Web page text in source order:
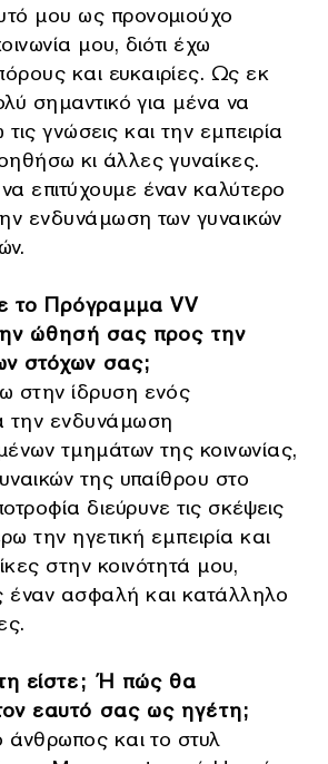
μου ως προνομιούχο
μου, διότι έχω
και ευκαιρίες. Ως εκ
σημαντικό για μένα να
γνώσεις και την εμπειρία
κι άλλες γυναίκες.
επιτύχουμε έναν καλύτερο
ενδυνάμωση των γυναικών
το Πρόγραμμα VV
ώθησή σας προς την
στόχων σας;
στην ίδρυση ενός
την ενδυνάμωση
τμημάτων της κοινωνίας,
της υπαίθρου στο
διεύρυνε τις σκέψεις
την ηγετική εμπειρία και
στην κοινότητά μου,
έναν ασφαλή και κατάλληλο
είστε;Ή πώς θα
εαυτό σας ως ηγέτη;
άνθρωπος και το στυλ